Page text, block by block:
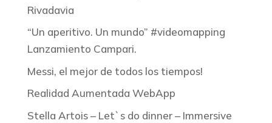
Rivadavia
“Un aperitivo. Un mundo” #videomapping
Lanzamiento Campari.
Messi, el mejor de todos los tiempos!
Realidad Aumentada WebApp
Stella Artois – Let`s do dinner – Immersive